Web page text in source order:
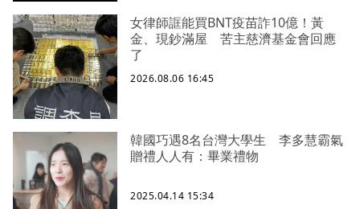
女律師誆能買BNT疫苗詐10億！黃
金、現鈔滿屋 苦主慈濟基金會回應
了
2026.08.06 16:45
韓國巧遇8名台灣大學生 李多慧霸氣
贈禮人人有：畢業禮物
2025.04.14 15:34